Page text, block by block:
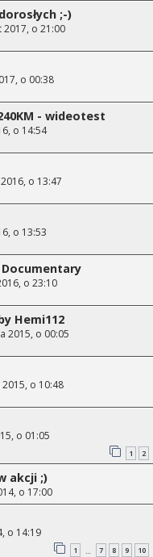
;-)
2017, o 21:00
o 00:38
- wideotest
o 14:54
o 13:47
o 13:53
o 23:10
Hemi112
2015, o 00:05
2015, o 10:48
o 01:05
1 2
akcji ;)
o 17:00
o 14:19
1 … 7 8 9 10